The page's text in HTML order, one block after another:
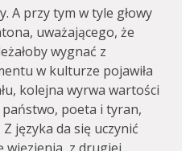
A przy tym w tyle głowy
uważającego, że
wygnać z
w kulturze pojawiła
kolejna wyrwa wartości
poeta i tyran,
języka da się uczynić